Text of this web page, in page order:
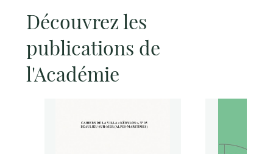
Découvrez les
publications de
l'Académie